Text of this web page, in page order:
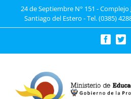
24 de Septiembre N° 151 - Complejo
Santiago del Estero - Tel. (0385)